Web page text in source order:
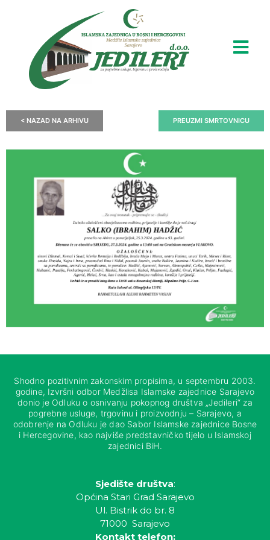
< NAZAD NA ARHIVU PREUZMI SMRTOVNICU
Shodno pozitivnim zakonskim propisima, u septembru 2003.
godine, Izvršni odbor Medžlisa Islamske zajednice Sarajevo
donio je Odluku o osnivanju pokopnog društva „Jedileri“ za
pogrebne usluge, trgovinu i proizvodnju – Sarajevo, a
odobrenje na Odluku je dao Sabor Islamske zajednice Bosne
i Hercegovine, kao najviše predstavničko tijelo u Islamskoj
zajednici BiH.
Sjedište društva:
Općina Stari Grad Sarajevo
Ul. Bistrik do br. 8
71000 Sarajevo
Kontakt telefon: